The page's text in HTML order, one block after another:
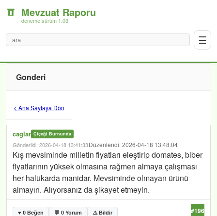
Mevzuat Raporu
deneme sürüm 1.03
☰
Gonderi
< Ana Sayfaya Dön
caglar Çiçeği Burnunda
Gönderildi: 2026-04-18 13:41:33Düzenlendi: 2026-04-18 13:48:04
Kış mevsiminde milletin fiyatları eleştirip domates, biber
fiyatlarının yüksek olmasına rağmen almaya çalışması
her halükarda manidar. Mevsiminde olmayan ürünü
almayın. Alıyorsanız da şikayet etmeyin.
♥ 0 Beğen 💬 0 Yorum ⚠️ Bildir #196